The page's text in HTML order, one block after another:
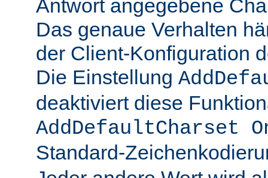
Antwort angegebene
Das genaue Verhalten
der Client-Konfiguration
Die Einstellung
deaktiviert diese
AddDefaultCharset
Standard-